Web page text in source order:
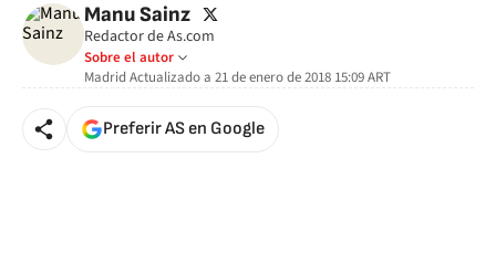
Manu Sainz twitter
Redactor de As.com
Sobre el autor
MadridActualizado a 21 de enero de 2018 15:09ART
Preferir AS en Google